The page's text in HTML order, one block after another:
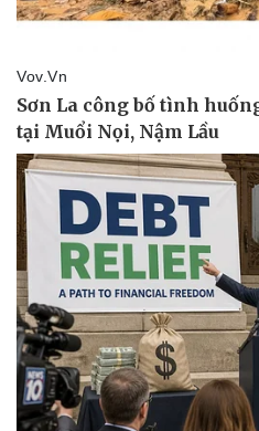
Doanh nghiệp
Thông tin doanh nghiệp
Doanh nghiệp 24h
Doanh nhân
Vì cộng đồng